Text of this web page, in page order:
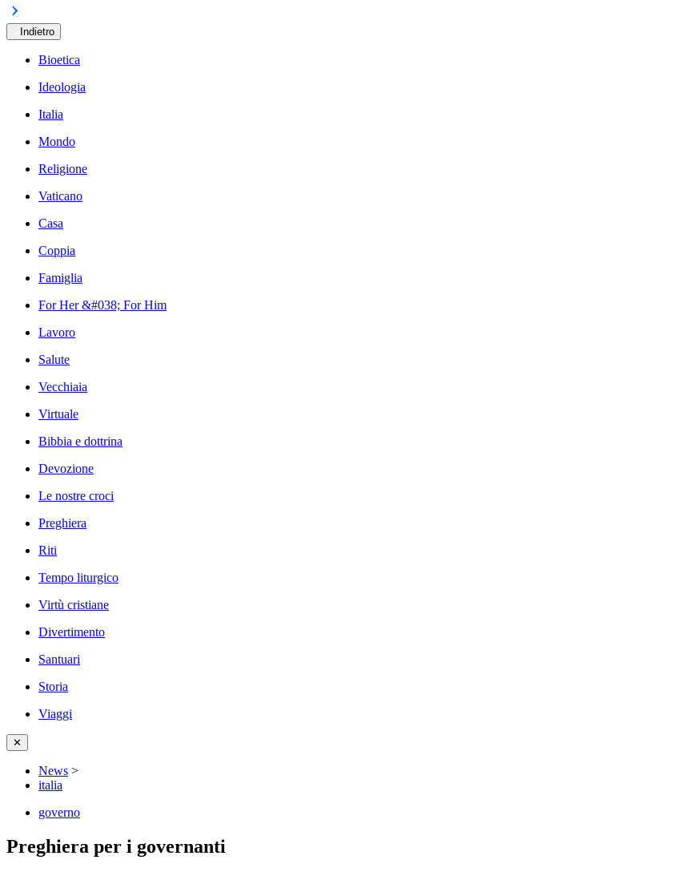
Indietro
Bioetica
Ideologia
Italia
Mondo
Religione
Vaticano
Casa
Coppia
Famiglia
For Her &#038; For Him
Lavoro
Salute
Vecchiaia
Virtuale
Bibbia e dottrina
Devozione
Le nostre croci
Preghiera
Riti
Tempo liturgico
Virtù cristiane
Divertimento
Santuari
Storia
Viaggi
✕
News >
italia
governo
Preghiera per i governanti